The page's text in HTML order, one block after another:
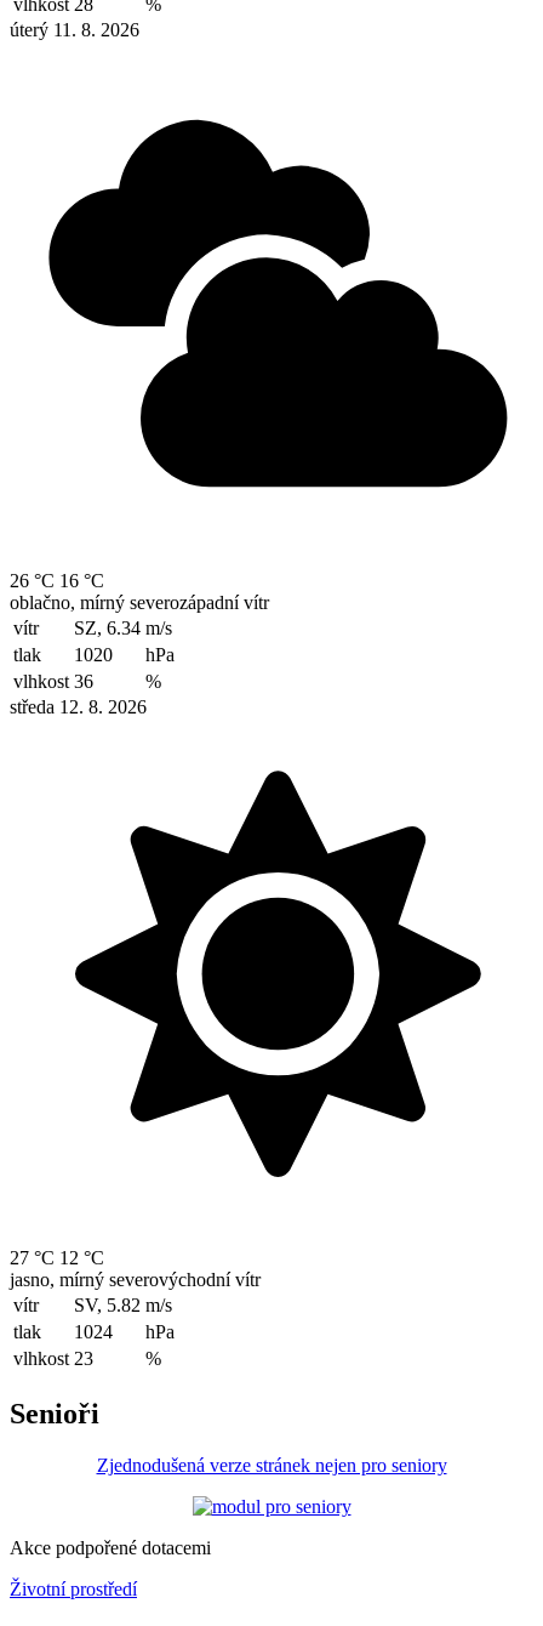
vlhkost 28
%
úterý 11. 8. 2026
26 °C 16 °C
oblačno, mírný severozápadní vítr
vítr
SZ, 6.34 m/s
tlak
1020
hPa
vlhkost 36
%
středa 12. 8. 2026
27 °C 12 °C
jasno, mírný severovýchodní vítr
vítr
SV, 5.82 m/s
tlak
1024
hPa
vlhkost 23 %
Senioři
Zjednodušená verze stránek nejen pro seniory
Akce podpořené dotacemi
Životní prostředí